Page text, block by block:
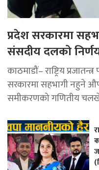
प्रदेश सरकारमा
संसदीय दलको
काठमाडौं– राष्ट्रिय
सरकारमा सहभागी नहुने
समीकरणको गणितीय